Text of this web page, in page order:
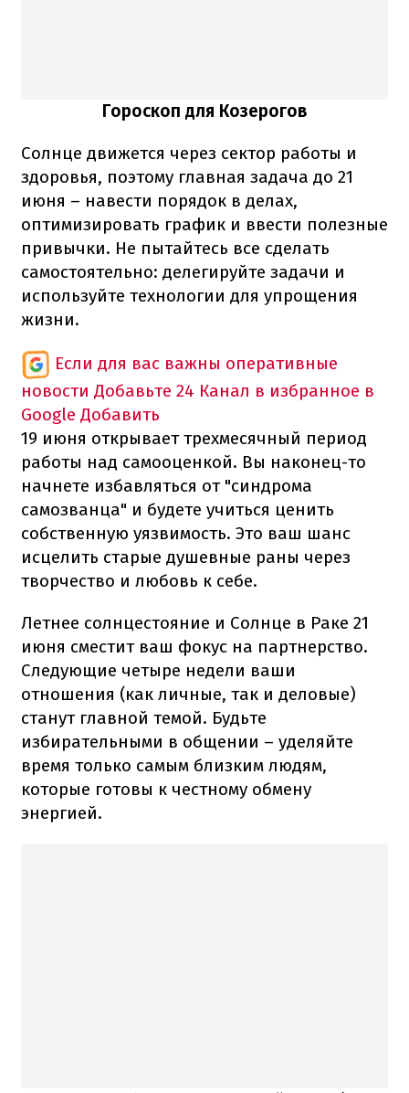
Гороскоп для Козерогов
Солнце движется через сектор работы и
здоровья, поэтому главная задача до 21
июня – навести порядок в делах,
оптимизировать график и ввести полезные
привычки. Не пытайтесь все сделать
самостоятельно: делегируйте задачи и
используйте технологии для упрощения
жизни.
Если для вас важны оперативные
новости Добавьте 24 Канал в избранное в
Google Добавить
19 июня открывает трехмесячный период
работы над самооценкой. Вы наконец-то
начнете избавляться от "синдрома
самозванца" и будете учиться ценить
собственную уязвимость. Это ваш шанс
исцелить старые душевные раны через
творчество и любовь к себе.
Летнее солнцестояние и Солнце в Раке 21
июня сместит ваш фокус на партнерство.
Следующие четыре недели ваши
отношения (как личные, так и деловые)
станут главной темой. Будьте
избирательными в общении – уделяйте
время только самым близким людям,
которые готовы к честному обмену
энергией.